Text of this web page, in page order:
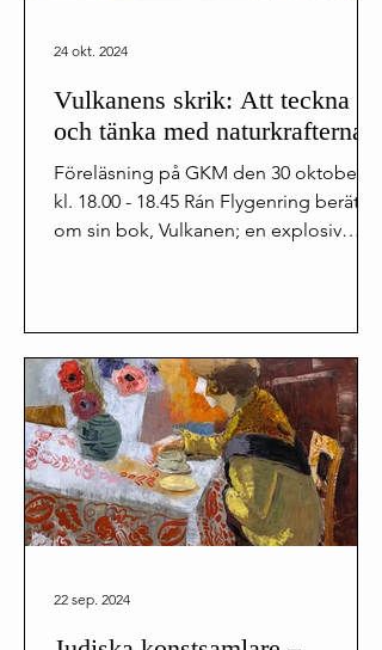
Vulkanens skrik: Att teckna
och tänka med naturkrafterna
Föreläsning på GKM den 30 oktober,
kl. 18.00 - 18.45 Rán Flygenring berättar
om sin bok, Vulkanen; en explosiv
24 okt. 2024
22 sep. 2024